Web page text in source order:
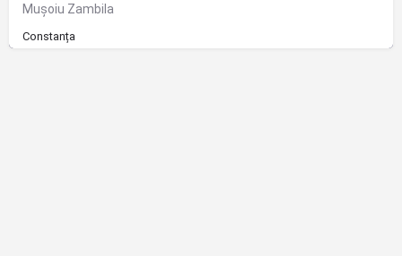
Muşoiu Zambila
Constanța